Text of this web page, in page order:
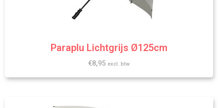
Paraplu Lichtgrijs Ø125cm
€8,95 excl. btw